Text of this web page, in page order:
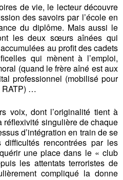
de vie, le lecteur découvre
des savoirs par l’école en
du diplôme. Mais aussi le
les deux sœurs aînées qui
au profit des cadets
qui mènent à l’emploi,
(quand le frère aîné est aux
professionnel (mobilisé pour
RATP) …
voix, dont l’originalité tient à
réflexivité singulière de chaque
d’intégration en train de se
rencontrées par les
une place dans le « club
les attentats terroristes de
compliqué la donne